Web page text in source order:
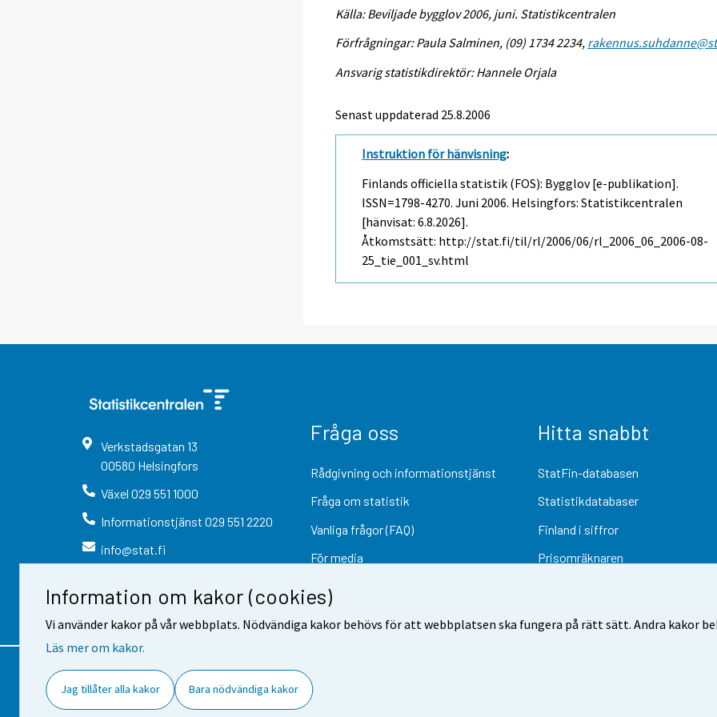
Information om kakor (cookies)
Vi använder kakor på vår webbplats. Nödvändiga kakor behövs för att webbplatsen ska fungera på rätt sätt. Andra kakor
Läs mer om kakor.
Jag tillåter alla kakor Bara nödvändiga kakor
Källa: Beviljade bygglov 2006, juni. Statistikcentralen
Förfrågningar: Paula Salminen, (09) 1734 2234,
Ansvarig statistikdirektör: Hannele Orjala
Senast uppdaterad 25.8.2006
Instruktion för hänvisning:
Finlands officiella statistik (FOS): Bygglov [e-publikation].
ISSN=1798-4270.Juni 2006. Helsingfors: Statistikcentralen
[hänvisat: 6.8.2026].
Åtkomstsätt: http://stat.fi/til/rl/2006/06/rl_2006_06_2006-08-
25_tie_001_sv.html
Verkstadsgatan 13
00580 Helsingfors
Växel 029 551 1000
Informationstjänst 029 551 2220
info@stat.fi
Fråga oss
Rådgivning och informationstjänst
Fråga om statistik
Vanliga frågor (FAQ)
För media
Hitta snabbt
StatFin-databasen
Statistikdatabaser
Finland i siffror
Prisomräknaren
Kontaktinformation Respons